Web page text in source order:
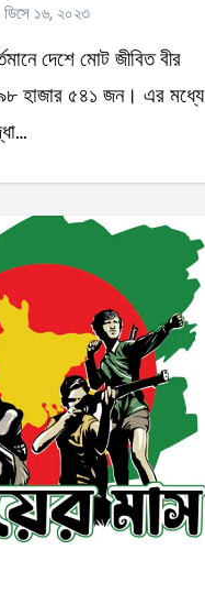
ডিসে ১৬, ২০২৩
৯৮ হাজার ৫৪১ জন। এর মধ্যে